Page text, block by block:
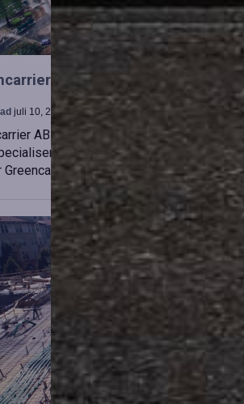
utökar sin verksamhet
juli 10, 2026
AB har förvärvat en majoritetsandel i
sig på försäljning, uthyrning
Greencarriers ställning inom